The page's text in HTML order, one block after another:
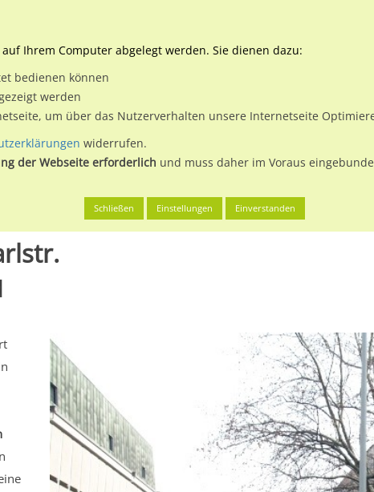
& Buchen Plakatwerbung
Augustinerstr. - geg. Karlstr.
Ihrem Computer abgelegt werden. Sie dienen dazu:
bedienen können
werden
um über das Nutzerverhalten unsere Internetseite
widerrufen.
der Webseite erforderlich und muss daher im Voraus
Schließen Einstellungen Einverstanden